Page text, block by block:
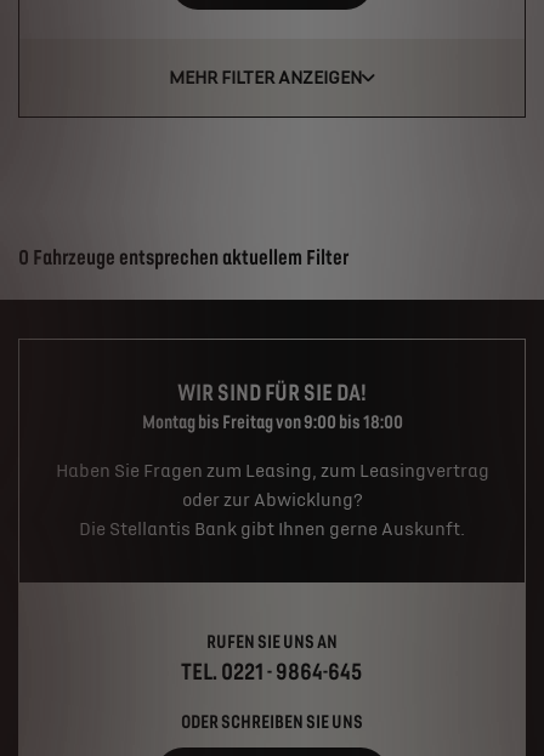
MEHR FILTER ANZEIGEN
Suchergebnisse
0 Fahrzeuge entsprechen aktuellem Filter
WIR SIND FÜR SIE DA!
Montag bis Freitag von 9:00 bis 18:00
Haben Sie Fragen zum Leasing, zum Leasingvertrag
oder zur Abwicklung?
Die Stellantis Bank gibt Ihnen gerne Auskunft.
RUFEN SIE UNS AN
TEL. 0221 - 9864-645
ODER SCHREIBEN SIE UNS